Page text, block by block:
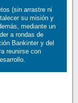
(sin arrastre ni
su misión y
mediante un
a rondas de
Bankinter y del
reunirse con